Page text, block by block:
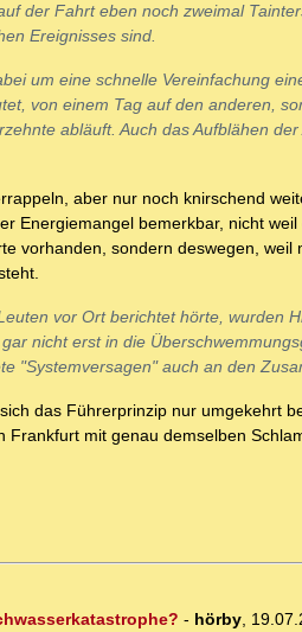
der Fahrt eben noch zweimal
Ereignisses sind.
um eine schnelle Vereinfachung
von einem Tag auf den anderen,
abläuft. Auch das Aufblähen
aber nur noch knirschend
Energiemangel bemerkbar, nicht
vorhanden, sondern deswegen,
vor Ort berichtet hörte, wurden
nicht erst in die
"Systemversagen" auch an den
das Führerprinzip nur umgekehrt
mit genau demselben
- hörby,